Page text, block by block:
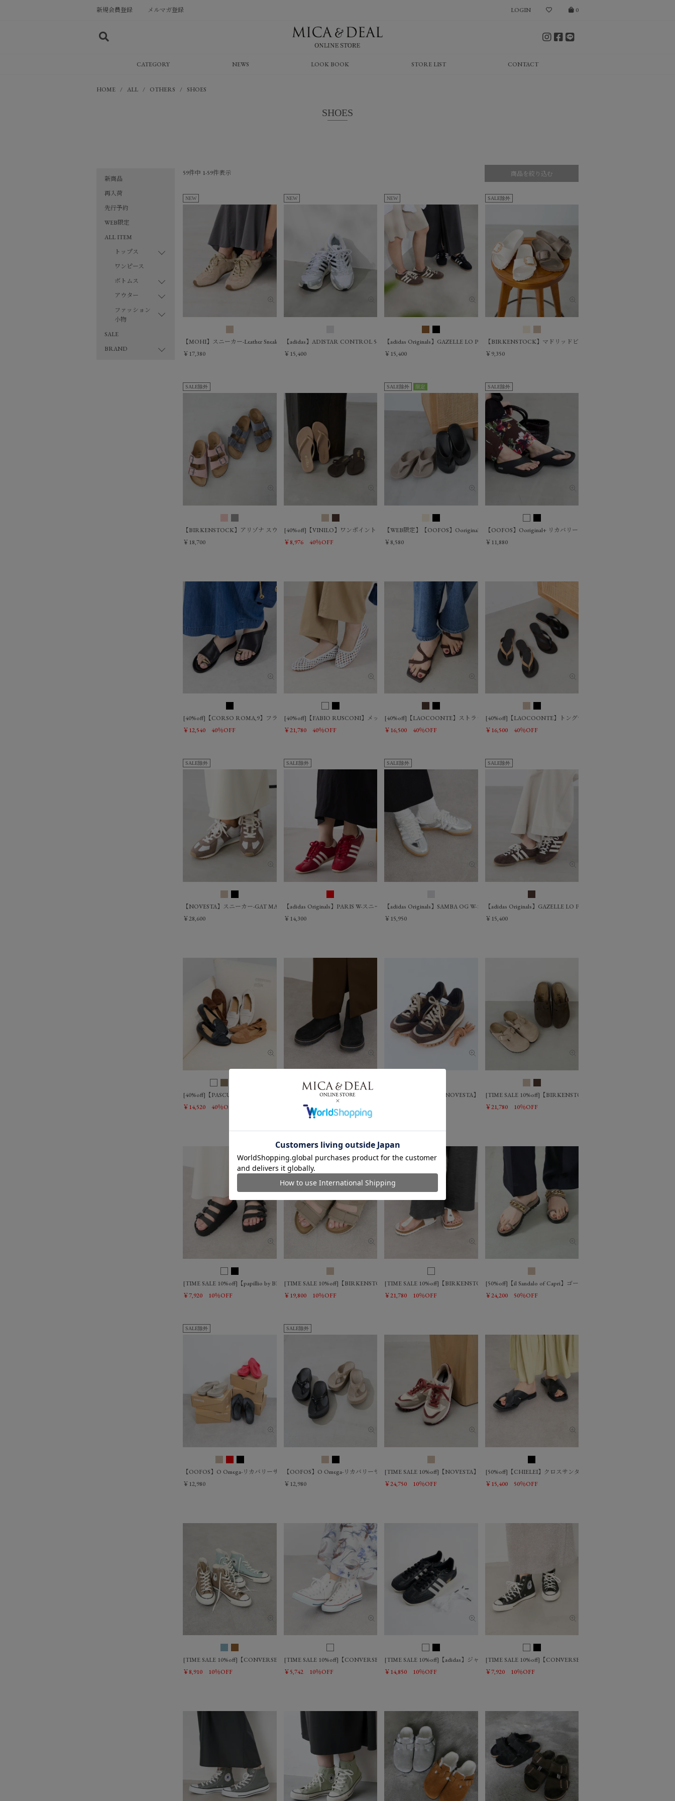
新規会員登録 メルマガ登録 LOGIN 0
CATEGORY NEWS LOOK BOOK STORE LIST CONTACT
HOME ALL OTHERS SHOES
SHOES
新商品
再入荷
先行予約
WEB限定
ALL ITEM
トップス
ワンピース
ボトムス
アウター
ファッション
小物
SALE
BRAND
59件中 1-59件表示 商品を絞り込む
NEW
【MOHI】スニーカー-Leather Sneakers
￥17,380
NEW
【adidas】ADISTAR CONTROL 5-スニーカー
￥15,400
NEW
【adidas Originals】GAZELLE LO PRO W-スニーカー
￥15,400
SALE除外
【BIRKENSTOCK】マドリッドビッグバックルサンダル-MADRID
￥9,350
SALE除外
【BIRKENSTOCK】アリゾナ スウェードサンダル-ARIZONA BS SUEDE
￥18,700
[40%off]【VINILO】ワンポイントトングサンダル
￥8,976
40％OFF
SALE除外 限定
【WEB限定】【OOFOS】Ooriginal リカバリーサンダル
￥8,580
SALE除外
【OOFOS】Ooriginal+ リカバリーサンダル
￥11,880
[40%off]【CORSO ROMA,9】フラットサンダル
￥12,540
40％OFF
[40%off]【FABIO RUSCONI】メッシュフラットパンプス
￥21,780
40％OFF
[40%off]【LAOCOONTE】ストラップサンダル-Ohio
￥16,500
40％OFF
[40%off]【LAOCOONTE】トングサンダル-India
￥16,500
40％OFF
SALE除外
【NOVESTA】スニーカー-GAT MARATHON CLASSIC
￥28,600
SALE除外
【adidas Originals】PARIS W-スニーカー
￥14,300
SALE除外
【adidas Originals】SAMBA OG W-シルバーメタリックスニーカー
￥15,950
SALE除外
【adidas Originals】GAZELLE LO PRO W-スニーカー
￥15,400
[40%off]【PASCUCCI】ソフトローファー
￥14,520
40％OFF
[TIME SALE 10%off]【BIRKENSTOCK】サイドゴアブーツ-Highwood Slip On Women/0325310006
￥27,720
10％OFF
[TIME SALE 10%off]【NOVESTA】スニーカー-MARATHON/0325310062
[TIME SALE 10%off]【BIRKENSTOCK】ボストン-BOSTON/
￥21,780
10％OFF
[TIME SALE 10%off]【papillio by BIRKENSTOCK】フロリダ III フレックス プラットフォーム-Florida III Flex Platform/0325110019
￥7,920
10％OFF
[TIME SALE 10%off]【BIRKENSTOCK】ウジ-Uji/0325110018
￥19,800
10％OFF
[TIME SALE 10%off]【BIRKENSTOCK】ギゼ ビッグバックル-Gizeh Big Buckle/0325110017
￥21,780
10％OFF
[50%off]【il Sandalo of Capri】ゴールドチェーンサンダル
￥24,200
50％OFF
SALE除外
【OOFOS】O Omega-リカバリーサンダル/0325110007
￥12,980
SALE除外
【OOFOS】O Omega-リカバリーサンダル/0324310013
￥12,980
[TIME SALE 10%off]【NOVESTA】スニーカー-MARTHON TRAIL BEIGE/BROWN/0325110033
￥24,750
10％OFF
[50%off]【CHIELEI】クロスサンダル
￥15,400
50％OFF
[TIME SALE 10%off]【CONVERSE】ALL STAR AGED ハイカットスニーカー/0325110016
￥8,910
10％OFF
[TIME SALE 10%off]【CONVERSE】CANVAS ALL STAR ハイカットスニーカー/0325110015
￥5,742
10％OFF
[TIME SALE 10%off]【adidas】ジャパンモデルスニーカー-JAPAN /0325110005
￥14,850
10％OFF
[TIME SALE 10%off]【CONVERSE】ALL STAR US ハイカットスニー
￥7,920
10％OFF